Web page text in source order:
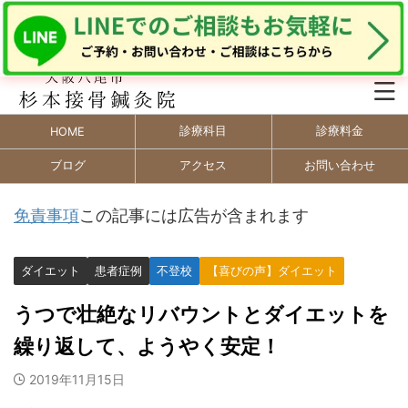
HOME 診療科目 診療料金
ブログ アクセス お問い合わせ
免責事項この記事には広告が含まれます
ダイエット 患者症例 不登校 【喜びの声】ダイエット
うつで壮絶なリバウントとダイエットを
繰り返して、ようやく安定！
2019年11月15日